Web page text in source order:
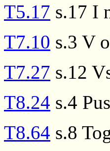
T5.17 s.17 I
T7.10 s.3 V
T7.27 s.12
T8.24 s.4
T8.64 s.8